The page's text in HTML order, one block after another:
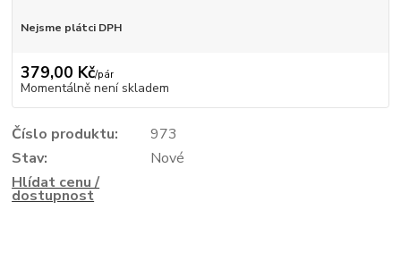
Nejsme plátci DPH
379,00 Kč/pár
Momentálně není skladem
Číslo produktu:
973
Stav:
Nové
Hlídat cenu /
dostupnost